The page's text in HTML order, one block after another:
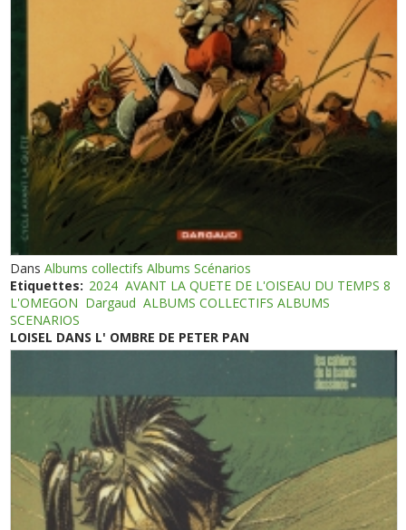
DansAlbums collectifs Albums Scénarios
Etiquettes: 2024 AVANT LA QUETE DE L'OISEAU DU TEMPS 8
L'OMEGON Dargaud ALBUMS COLLECTIFS ALBUMS
SCENARIOS
LOISEL DANS L' OMBRE DE PETER PAN